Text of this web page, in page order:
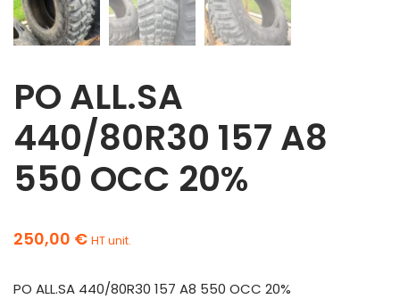
PO ALL.SA
440/80R30 157 A8
550 OCC 20%
250,00 € HT unit.
PO ALL.SA 440/80R30 157 A8 550 OCC 20%